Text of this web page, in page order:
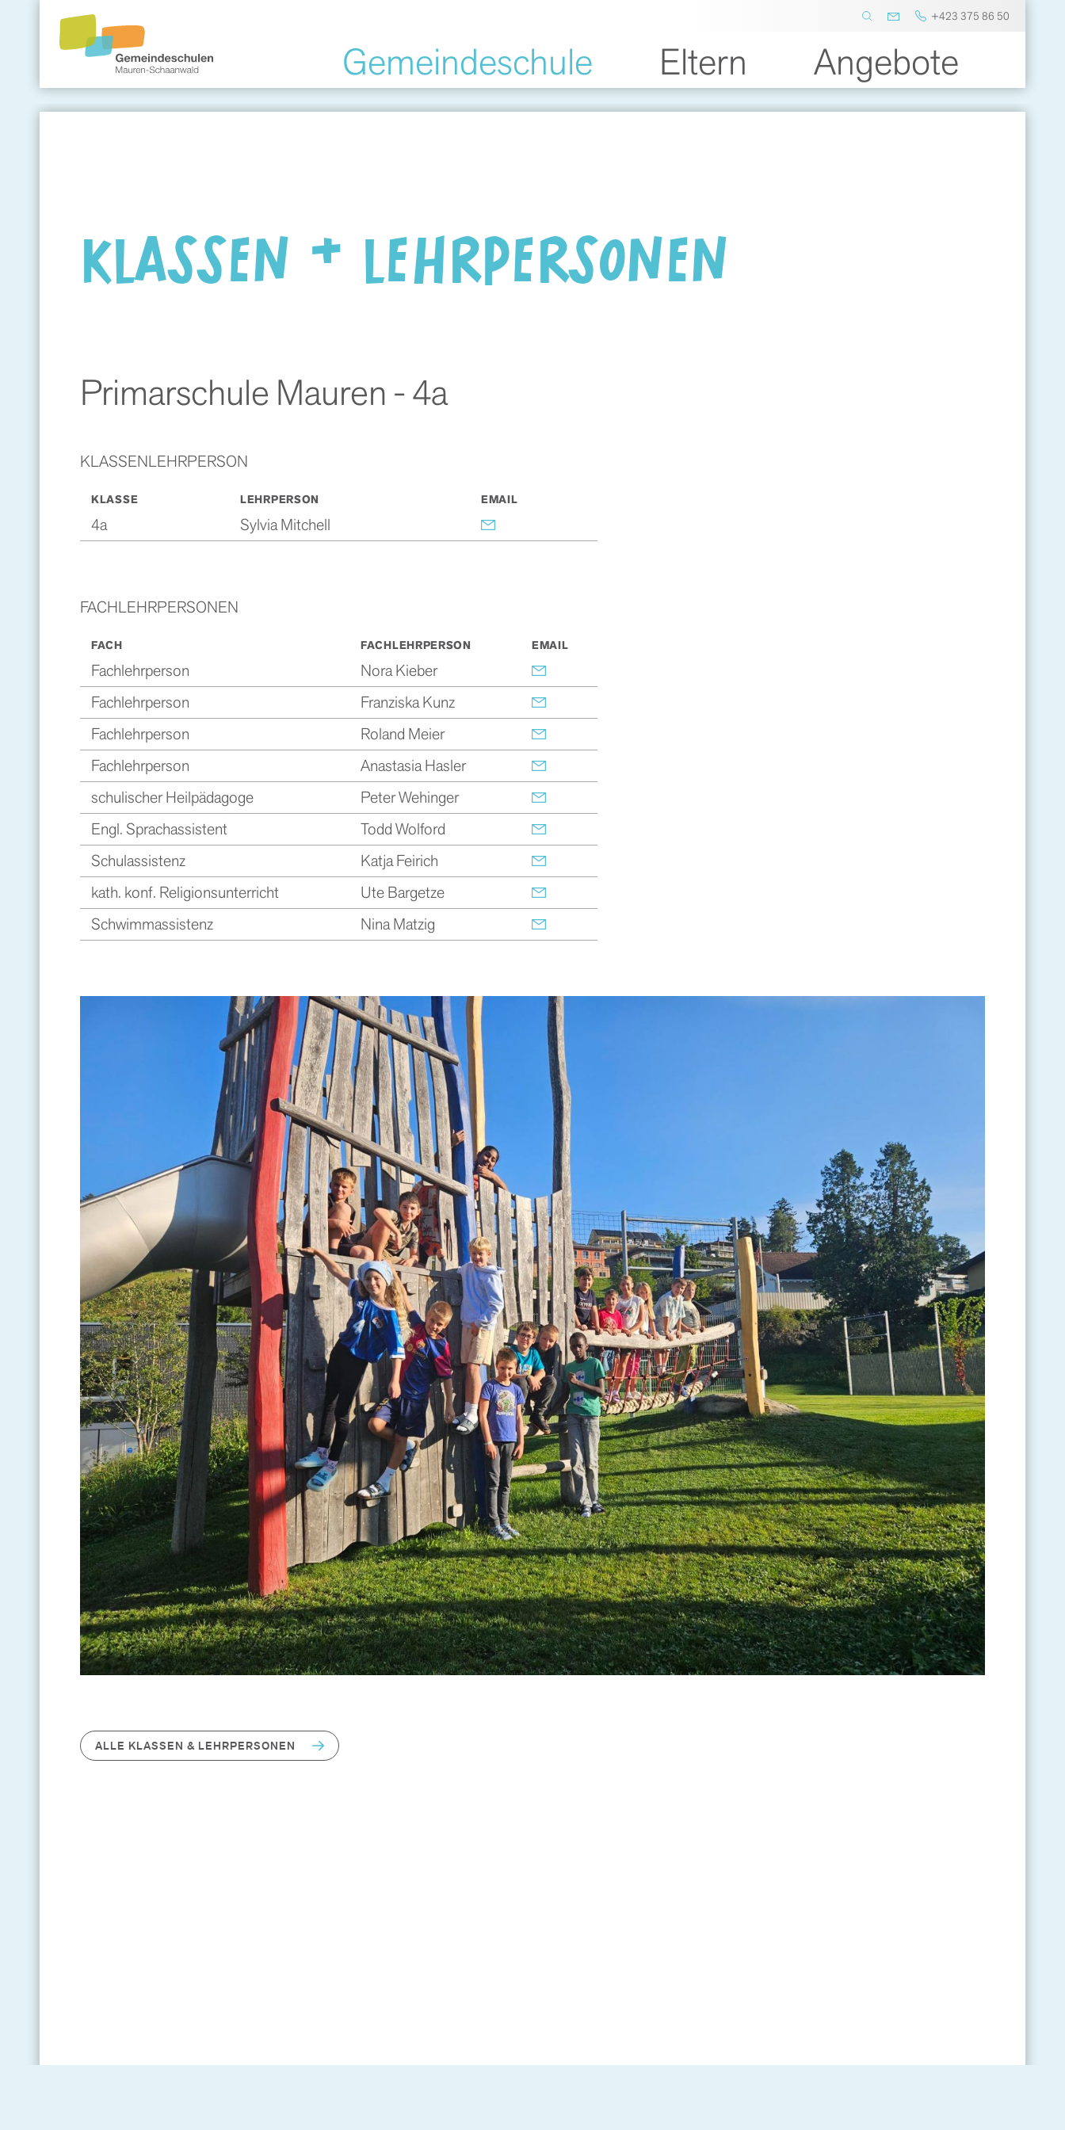
+423 375 86 50
Gemeindeschule Eltern Angebote
Gemeindeschule
KLASSEN & LEHRPERSONEN
Primarschule Mauren - 4a
KLASSENLEHRPERSON
KLASSE LEHRPERSON EMAIL
4a Sylvia Mitchell
FACHLEHRPERSONEN
FACH FACHLEHRPERSON EMAIL
Fachlehrperson
Nora Kieber
Fachlehrperson
Franziska Kunz
Fachlehrperson
Roland Meier
Fachlehrperson
Anastasia Hasler
schulischer Heilpädagoge
Peter Wehinger
Engl. Sprachassistent
Todd Wolford
Schulassistenz
Katja Feirich
kath. konf. Religionsunterricht
Ute Bargetze
Schwimmassistenz
Nina Matzig
ALLE KLASSEN & LEHRPERSONEN